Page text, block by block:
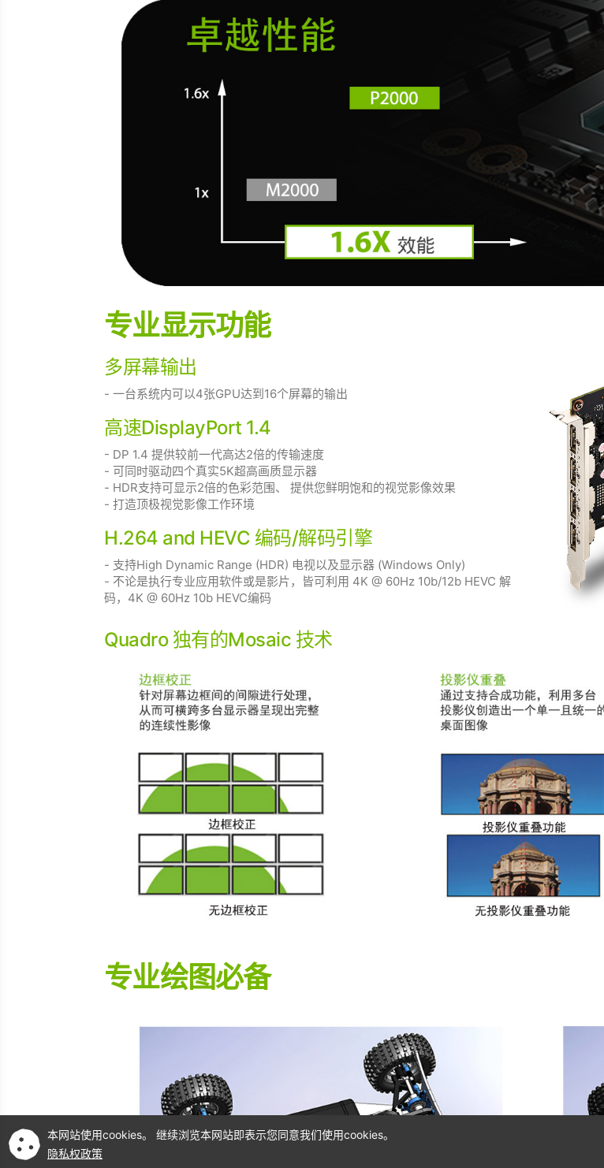
专业显示功能
多屏幕输出
- 一台系统内可以4张GPU达到16个屏幕的输出
高速DisplayPort 1.4
- DP 1.4 提供较前一代高达2倍的传输速度
- 可同时驱动四个真实5K超高画质显示器
- HDR支持可显示2倍的色彩范围、 提供您鲜明饱和的视觉影像效果
- 打造顶极视觉影像工作环境
H.264 and HEVC 编码/解码引擎
- 支持High Dynamic Range (HDR) 电视以及显示器 (Windows Only)
- 不论是执行专业应用软件或是影片，皆可利用 4K @ 60Hz 10b/12b HEVC 解
码，4K @ 60Hz 10b HEVC编码
Quadro 独有的Mosaic 技术
专业绘图必备
本网站使用cookies。 继续浏览本网站即表示您同意我们使用cookies。
隐私权政策